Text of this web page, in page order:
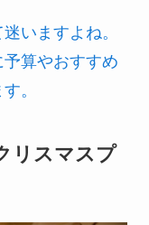
いますよね。
算やおすすめ
。
リスマスプ